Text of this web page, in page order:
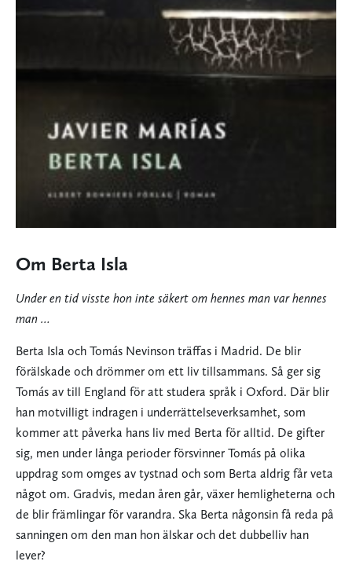
Om Berta Isla
Under en tid visste hon inte säkert om hennes man var hennes
man …
Berta Isla och Tomás Nevinson träffas i Madrid. De blir
förälskade och drömmer om ett liv tillsammans. Så ger sig
Tomás av till England för att studera språk i Oxford. Där blir
han motvilligt indragen i underrättelseverksamhet, som
kommer att påverka hans liv med Berta för alltid. De gifter
sig, men under långa perioder försvinner Tomás på olika
uppdrag som omges av tystnad och som Berta aldrig får veta
något om. Gradvis, medan åren går, växer hemligheterna och
de blir främlingar för varandra. Ska Berta någonsin få reda på
sanningen om den man hon älskar och det dubbelliv han
lever?